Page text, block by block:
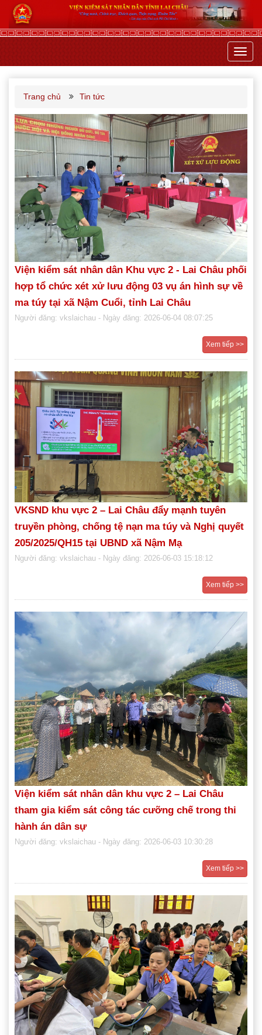
Trang chủ Tin tức
Viện kiểm sát nhân dân Khu vực 2 - Lai Châu phối
hợp tổ chức xét xử lưu động 03 vụ án hình sự về
ma túy tại xã Nậm Cuổi, tỉnh Lai Châu
Người đăng: vkslaichau - Ngày đăng: 2026-06-04 08:07:25
Xem tiếp >>
VKSND khu vực 2 – Lai Châu đẩy mạnh tuyên
truyền phòng, chống tệ nạn ma túy và Nghị quyết
205/2025/QH15 tại UBND xã Nậm Mạ
Người đăng: vkslaichau - Ngày đăng: 2026-06-03 15:18:12
Xem tiếp >>
Viện kiểm sát nhân dân khu vực 2 – Lai Châu
tham gia kiểm sát công tác cưỡng chế trong thi
hành án dân sự
Người đăng: vkslaichau - Ngày đăng: 2026-06-03 10:30:28
Xem tiếp >>